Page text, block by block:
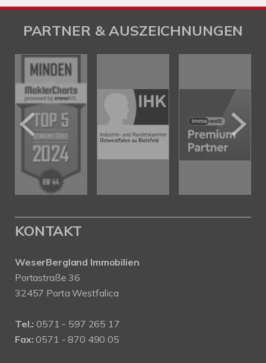
PARTNER & AUSZEICHNUNGEN
KONTAKT
WeserBergland Immobilien
Portastraße 36
32457 Porta Westfalica
Tel.: 0571 - 597 265 17
Fax: 0571 - 870 490 05